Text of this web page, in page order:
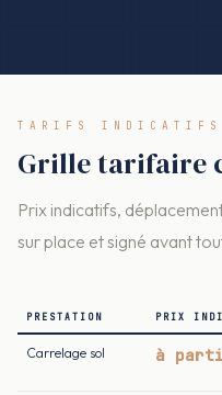
TARIFS INDICATIFS
Grille tarifaire
Prix indicatifs,
sur place et signé avant
PRESTATION PRIX
Carrelage sol à